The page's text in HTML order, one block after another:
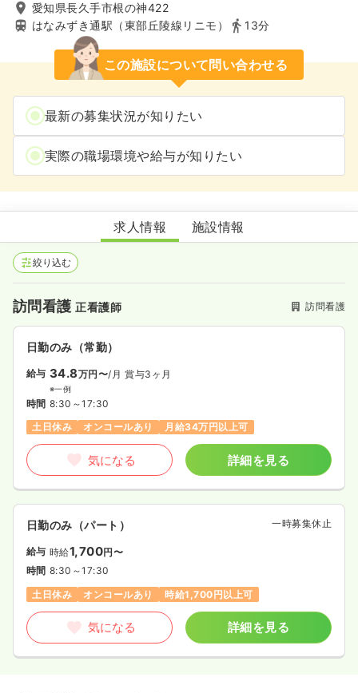
愛知県長久手市根の神422
はなみずき通駅（東部丘陵線リニモ）
13分
この施設について問い合わせる
最新の募集状況が知りたい
実際の職場環境や給与が知りたい
訪問看護ステーション仁 長久手
求人情報 施設情報
絞り込む
訪問看護正看護師 訪問看護
日勤のみ（常勤）
給与 34.8万円〜/月 賞与3ヶ月
※一例
時間 8:30～17:30
土日休み
オンコールあり 月給34万円以上可
気になる 詳細を見る
日勤のみ（パート） 一時募集休止
給与 時給1,700円〜
時間 8:30～17:30
土日休み
オンコールあり 時給1,700円以上可
気になる 詳細を見る